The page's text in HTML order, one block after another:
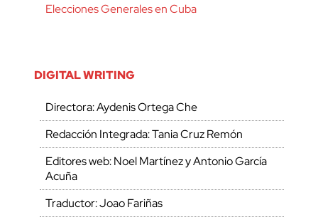
Elecciones Generales en Cuba
DIGITAL WRITING
Directora: Aydenis Ortega Che
Redacción Integrada: Tania Cruz Remón
Editores web: Noel Martínez y Antonio García
Acuña
Traductor: Joao Fariñas